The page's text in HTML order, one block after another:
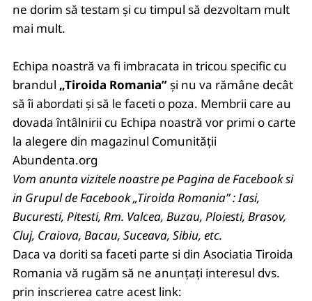
ne dorim să testam și cu timpul să dezvoltam mult
mai mult.
Echipa noastră va fi imbracata in tricou specific cu
brandul „Tiroida Romania” și nu va rămâne decât
să îi abordati și să le faceti o poza. Membrii care au
dovada întâlnirii cu Echipa noastră vor primi o carte
la alegere din magazinul Comunității
Abundenta.org
Vom anunta vizitele noastre pe Pagina de Facebook si
in Grupul de Facebook „Tiroida Romania” : Iasi,
Bucuresti, Pitesti, Rm. Valcea, Buzau, Ploiesti, Brasov,
Cluj, Craiova, Bacau, Suceava, Sibiu, etc.
Daca va doriti sa faceti parte si din Asociatia Tiroida
Romania vă rugăm să ne anunțați interesul dvs.
prin inscrierea catre acest link: